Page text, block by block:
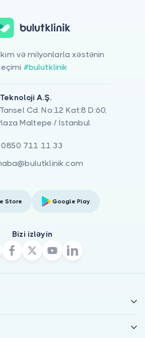
və milyonlarla xəstənin
#bulutklinik
A.Ş.
Cd. No:12 Kat:8 D:60,
Maltepe / İstanbul
0850 711 11 33
Store Google Play
Bizi izləyin